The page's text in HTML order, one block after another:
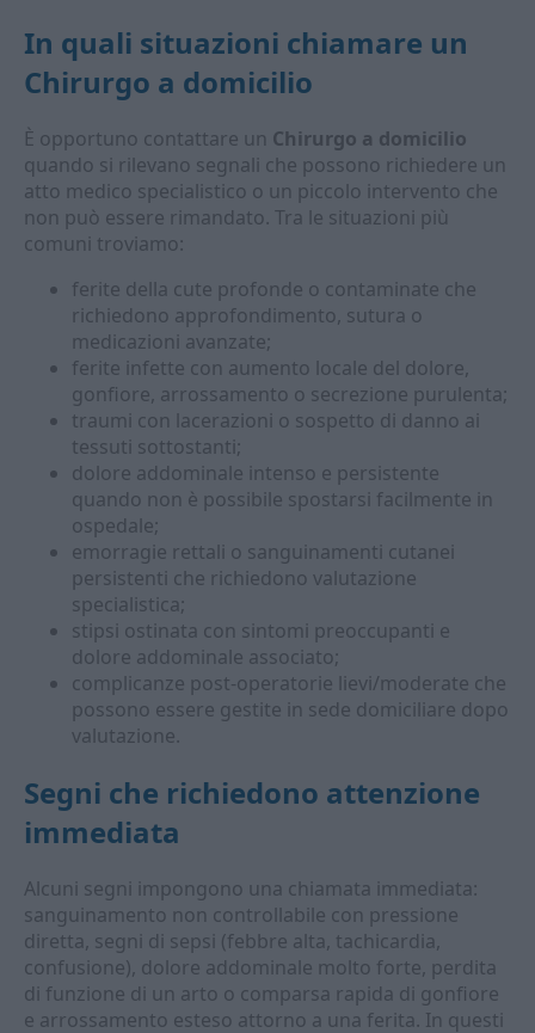
In quali situazioni chiamare un
Chirurgo a domicilio
È opportuno contattare un Chirurgo a domicilio
quando si rilevano segnali che possono richiedere un
atto medico specialistico o un piccolo intervento che
non può essere rimandato. Tra le situazioni più
comuni troviamo:
ferite della cute profonde o contaminate che
richiedono approfondimento, sutura o
medicazioni avanzate;
ferite infette con aumento locale del dolore,
gonfiore, arrossamento o secrezione purulenta;
traumi con lacerazioni o sospetto di danno ai
tessuti sottostanti;
dolore addominale intenso e persistente
quando non è possibile spostarsi facilmente in
ospedale;
emorragie rettali o sanguinamenti cutanei
persistenti che richiedono valutazione
specialistica;
stipsi ostinata con sintomi preoccupanti e
dolore addominale associato;
complicanze post-operatorie lievi/moderate che
possono essere gestite in sede domiciliare dopo
valutazione.
Segni che richiedono attenzione
immediata
Alcuni segni impongono una chiamata immediata:
sanguinamento non controllabile con pressione
diretta, segni di sepsi (febbre alta, tachicardia,
confusione), dolore addominale molto forte, perdita
di funzione di un arto o comparsa rapida di gonfiore
e arrossamento esteso attorno a una ferita. In questi